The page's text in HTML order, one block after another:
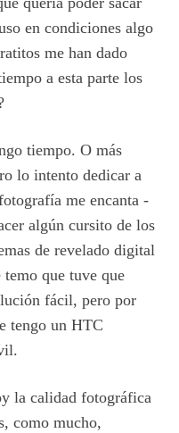
en condiciones algo
me han dado
a esta parte los
tiempo. O más
lo intento dedicar a
me encanta -
algún cursito de los
de revelado digital
que tuve que
fácil, pero por
tengo un HTC
la calidad fotográfica
como mucho,